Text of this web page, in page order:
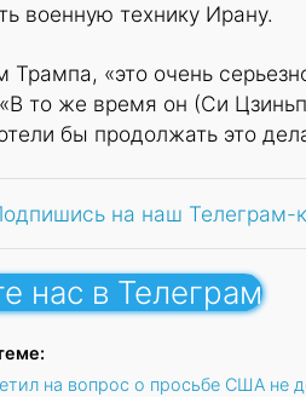
военную технику Ирану.
Трампа, «это очень
то же время он (Си
бы продолжать это
на наш Телеграм-
нас в Телеграм
на вопрос о просьбе США не